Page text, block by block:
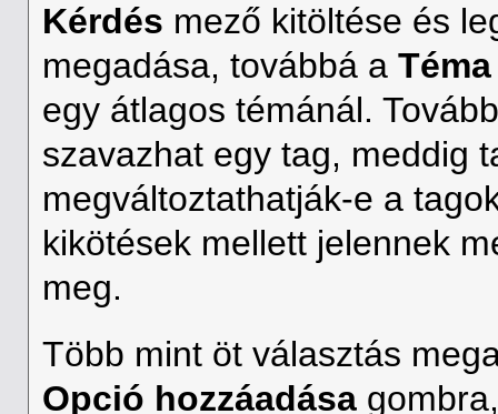
Kérdés mező kitöltése és
megadása, továbbá aTéma
egy átlagos témánál.
szavazhat egy tag, meddig
megváltoztathatják-e a
kikötések mellett jelennek
meg.
Több mint öt választás
Opció hozzáadása